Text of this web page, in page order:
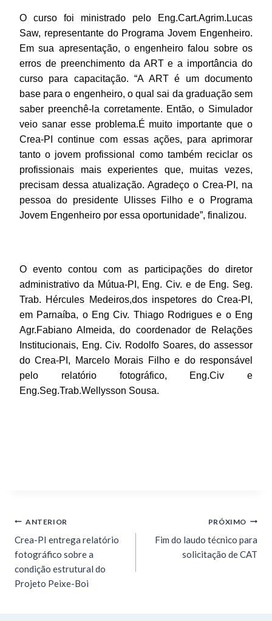
O curso foi ministrado pelo Eng.Cart.Agrim.Lucas
Saw, representante do Programa Jovem Engenheiro.
Em sua apresentação, o engenheiro falou sobre os
erros de preenchimento da ART e a importância do
curso para capacitação. “A ART é um documento
base para o engenheiro, o qual sai da graduação sem
saber preenchê-la corretamente. Então, o Simulador
veio sanar esse problema.É muito importante que o
Crea-PI continue com essas ações, para aprimorar
tanto o jovem profissional como também reciclar os
profissionais mais experientes que, muitas vezes,
precisam dessa atualização. Agradeço o Crea-PI, na
pessoa do presidente Ulisses Filho e o Programa
Jovem Engenheiro por essa oportunidade”, finalizou.
O evento contou com as participações do diretor
administrativo da Mútua-PI, Eng. Civ. e de Eng. Seg.
Trab. Hércules Medeiros,dos inspetores do Crea-PI,
em Parnaíba, o Eng Civ. Thiago Rodrigues e o Eng
Agr.Fabiano Almeida,do coordenador de Relações
Institucionais, Eng. Civ. Rodolfo Soares, do assessor
do Crea-PI, Marcelo Morais Filho e do responsável
pelo relatório fotográfico, Eng.Civ e
Eng.Seg.Trab.Wellysson Sousa.
ANTERIOR
Crea-PI entrega relatório
fotográfico sobre a
condição estrutural do
Projeto Peixe-Boi
PRÓXIMO
Fim do laudo técnico para
solicitação de CAT